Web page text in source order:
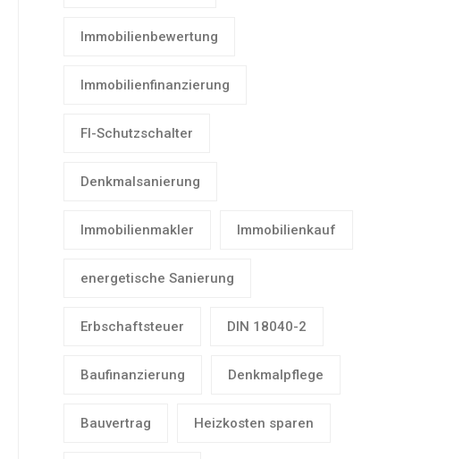
Immobilienbewertung
Immobilienfinanzierung
FI-Schutzschalter
Denkmalsanierung
Immobilienmakler Immobilienkauf
energetische Sanierung
Erbschaftsteuer DIN 18040-2
Baufinanzierung Denkmalpflege
Bauvertrag Heizkosten sparen